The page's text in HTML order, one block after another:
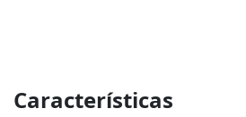
Características